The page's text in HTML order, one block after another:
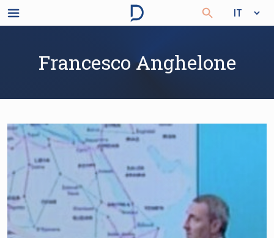
Francesco Anghelone